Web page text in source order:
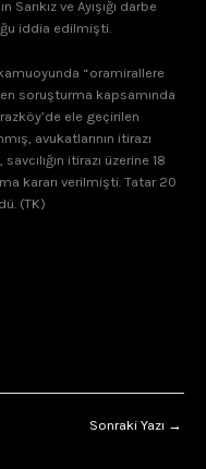
Sarıkız ve Ayışığı darbe
iddia edilmişti.
kamuoyunda “oramirallere
soruşturma kapsamında
ele geçirilen
avukatlarının itirazı
itirazı üzerine 18
kararı verilmişti. Tatar 20
(TK)
Sonraki Yazı →